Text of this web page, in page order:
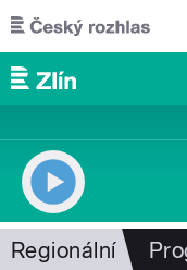
Přejít k hlavnímu obsahu
Regionální